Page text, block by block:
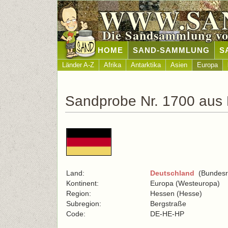
Die Sandsammlung
HOME SAND-SAMMLUNG
Länder A-Z Afrika Antarktika Asien Europa
Sandprobe Nr. 1700 aus
Land: Deutschland
Kontinent:
Europa (Westeuropa)
Region:
Hessen (Hesse)
Subregion:
Bergstraße
Code:
DE-HE-HP